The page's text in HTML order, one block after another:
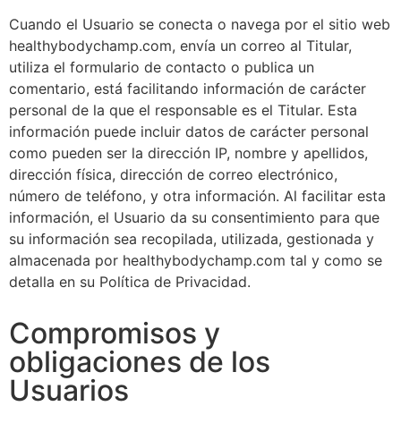
Cuando el Usuario se conecta o navega por el sitio web
healthybodychamp.com, envía un correo al Titular,
utiliza el formulario de contacto o publica un
comentario, está facilitando información de carácter
personal de la que el responsable es el Titular. Esta
información puede incluir datos de carácter personal
como pueden ser la dirección IP, nombre y apellidos,
dirección física, dirección de correo electrónico,
número de teléfono, y otra información. Al facilitar esta
información, el Usuario da su consentimiento para que
su información sea recopilada, utilizada, gestionada y
almacenada por healthybodychamp.com tal y como se
detalla en su Política de Privacidad.
Compromisos y
obligaciones de los
Usuarios